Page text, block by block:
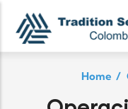
Skip to main content
Home /